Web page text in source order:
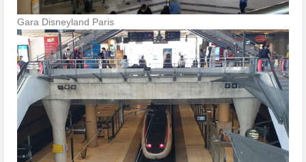
Gara Disneyland Paris